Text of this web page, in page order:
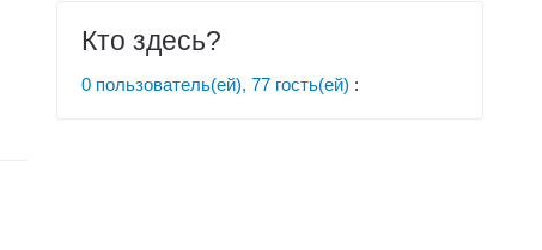
Кто здесь?
0 пользователь(ей), 77 гость(ей) :